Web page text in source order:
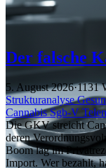
Der falsche
5. August 2026·1131
Strukturanalyse
CannabisSgb-V
Die GKV streicht
deren
Boom lag im
Import. Wer bezahlt,